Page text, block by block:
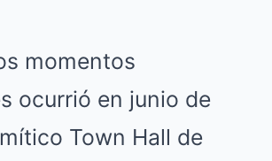
momentos
ocurrió en junio de
Town Hall de